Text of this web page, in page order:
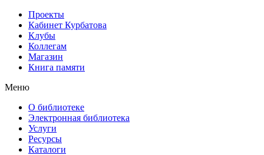
Проекты
Кабинет Курбатова
Клубы
Коллегам
Магазин
Книга памяти
Меню
О библиотеке
Электронная библиотека
Услуги
Ресурсы
Каталоги